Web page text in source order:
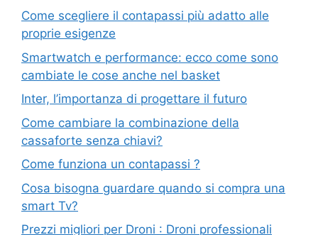
Come scegliere il contapassi più adatto alle
proprie esigenze
Smartwatch e performance: ecco come sono
cambiate le cose anche nel basket
Inter, l’importanza di progettare il futuro
Come cambiare la combinazione della
cassaforte senza chiavi?
Come funziona un contapassi ?
Cosa bisogna guardare quando si compra una
smart Tv?
Prezzi migliori per Droni : Droni professionali